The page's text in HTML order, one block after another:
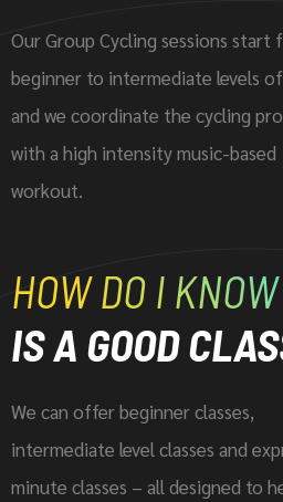
Our Group Cycling sessions start
beginner to intermediate levels
and we coordinate the cycling
with a high intensity music-based
workout.
HOW DO I
IS A GOOD
We can offer beginner classes,
intermediate level classes and
minute classes – all designed to